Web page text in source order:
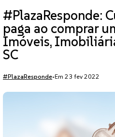
#PlazaResponde:
paga ao comprar
Imóveis,
SC
#PlazaResponde•Em 23 fev 2022